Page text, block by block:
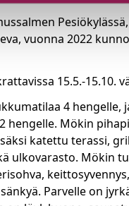
vuonna 2022
15.5.-15.10.
4 hengelle,
hengelle. Mökin
katettu terassi,
ulkovarasto. Mökin
Parvelle on